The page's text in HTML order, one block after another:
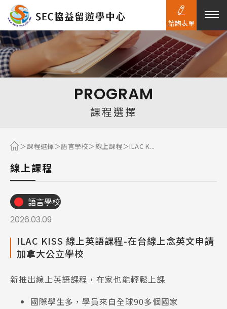
熱門搜尋：
PROGRAM
課程選擇
課程選擇 語言學校 線上課程 ILAC K...
線上課程
語言學校
2026.03.09
ILAC KISS 線上英語課程-在台線上念英文申請
加拿大公立學校
新推出線上英語課程，在家也能輕鬆上課
國際學生多，學員來自全球90多個國家
諮詢表單